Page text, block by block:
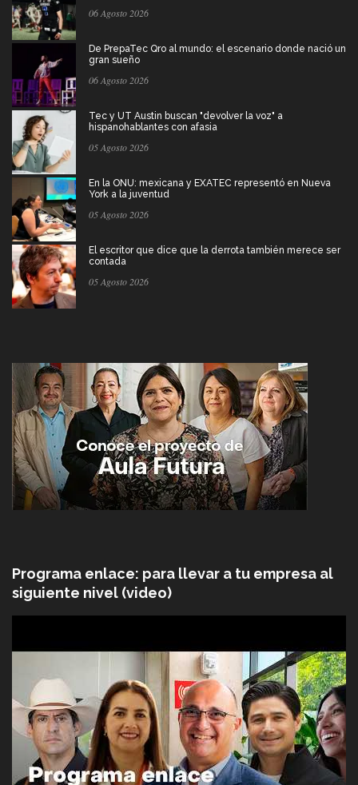
06 Agosto 2026
De PrepaTec Qro al mundo: el escenario donde nació un
gran sueño
06 Agosto 2026
Tec y UT Austin buscan "devolver la voz" a
hispanohablantes con afasia
05 Agosto 2026
En la ONU: mexicana y EXATEC representó en Nueva
York a la juventud
05 Agosto 2026
El escritor que dice que la derrota también merece ser
contada
05 Agosto 2026
Programa enlace: para llevar a tu empresa al
siguiente nivel (video)